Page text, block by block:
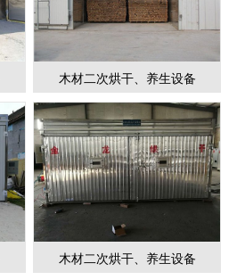
木材二次烘干、养生设备
木材二次烘干、养生设备